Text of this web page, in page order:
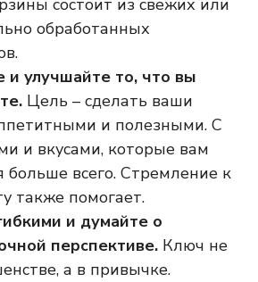
состоит из свежих или
обработанных
и улучшайте то, что вы
Цель – сделать ваши
и полезными. С
и вкусами, которые вам
больше всего. Стремление к
также помогает.
и думайте о
перспективе. Ключ не
а в привычке.